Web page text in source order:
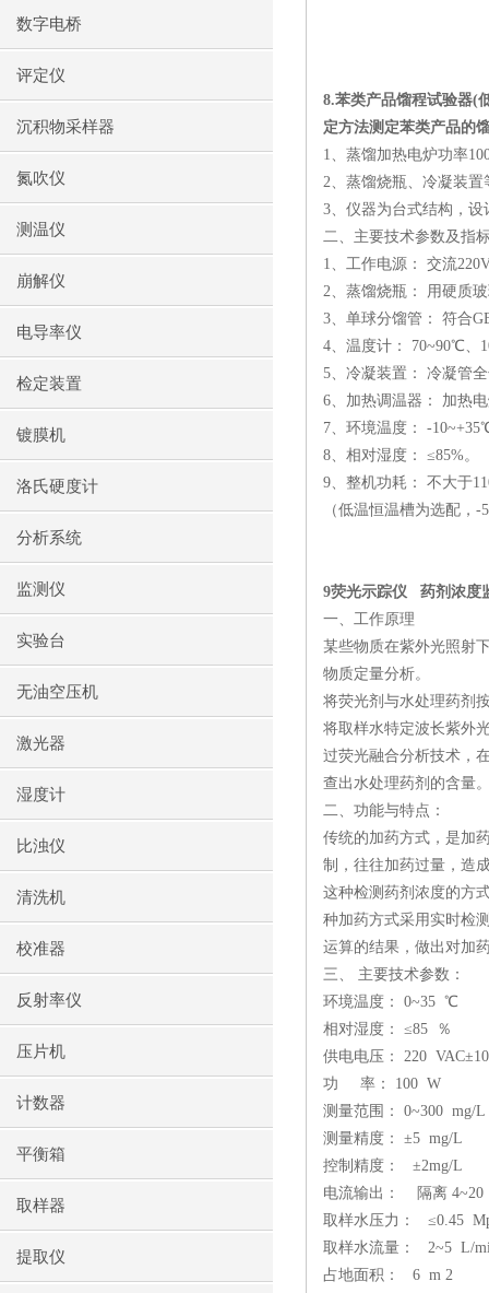
数字电桥
评定仪
沉积物采样器
氮吹仪
测温仪
崩解仪
电导率仪
检定装置
镀膜机
洛氏硬度计
分析系统
监测仪
实验台
无油空压机
激光器
湿度计
比浊仪
清洗机
校准器
反射率仪
压片机
计数器
平衡箱
取样器
提取仪
8.苯类产品馏程试验器(
定方法测定苯类产品的
1、蒸馏加热电炉功率
2、蒸馏烧瓶、冷凝装
3、仪器为台式结构，
二、主要技术参数及指
1、工作电源： 交流
2、蒸馏烧瓶： 用硬质
3、单球分馏管： 符合
4、温度计： 70~90℃、
5、冷凝装置： 冷凝管
6、加热调温器： 加热
7、环境温度： -10~+35
8、相对湿度： ≤85%。
9、整机功耗： 不大于
（低温恒温槽为选配， -5
9荧光示踪仪
药剂浓度
一、工作原理
某些物质在紫外光照射
物质定量分析。
将荧光剂与水处理药剂
将取样水特定波长紫外
过荧光融合分析技术，
查出水处理药剂的含量
二、功能与特点：
传统的加药方式，是加
制，往往加药过量，造
这种检测药剂浓度的方
种加药方式采用实时检
运算的结果，做出对加
三、 主要技术参数：
环境温度：
0~35 ℃
相对湿度： ≤85
％
供电电压：
220 VAC±10
功
率： 100 W
测量范围：
0~300 mg/L
测量精度： ±5 mg/L
控制精度：
±2mg/L
电流输出：
隔离 4~20
取样水压力：
≤0.45
取样水流量：
2~5 L/
占地面积：
6 m 2